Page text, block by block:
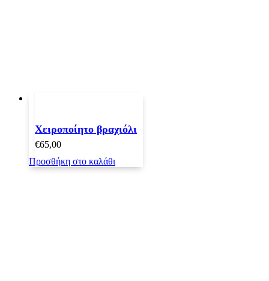
Χειροποίητο βραχιόλι
€65,00
Προσθήκη στο καλάθι